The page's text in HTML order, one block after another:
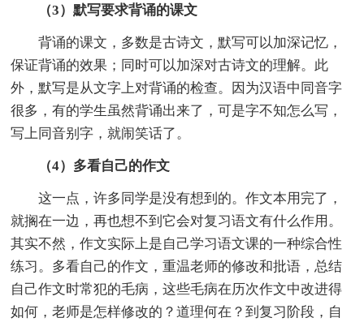
（3）默写要求背诵的课文
背诵的课文，多数是古诗文，默写可以加深记忆，
保证背诵的效果；同时可以加深对古诗文的理解。此
外，默写是从文字上对背诵的检查。因为汉语中同音字
很多，有的学生虽然背诵出来了，可是字不知怎么写，
写上同音别字，就闹笑话了。
（4）多看自己的作文
这一点，许多同学是没有想到的。作文本用完了，
就搁在一边，再也想不到它会对复习语文有什么作用。
其实不然，作文实际上是自己学习语文课的一种综合性
练习。多看自己的作文，重温老师的修改和批语，总结
自己作文时常犯的毛病，这些毛病在历次作文中改进得
如何，老师是怎样修改的？道理何在？到复习阶段，自